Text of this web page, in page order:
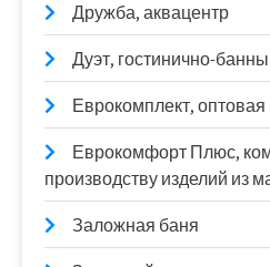
Дружба, аквацентр
Дуэт, гостинично-
Еврокомплект,
Еврокомфорт Плюс,
производству изделий из
Заложная баня